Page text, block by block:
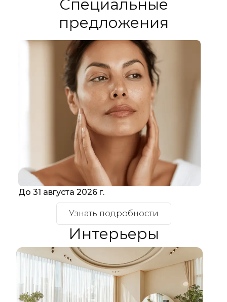
Специальные
предложения
До 31 августа 2026 г.
Узнать подробности
Интерьеры